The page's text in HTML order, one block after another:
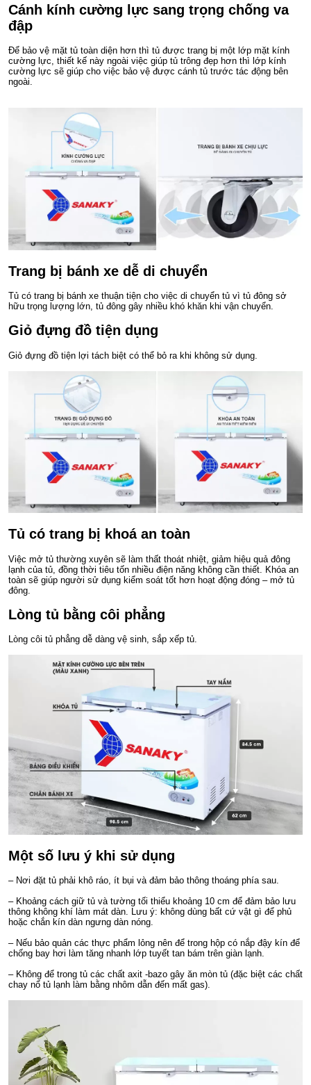
Cánh kính cường lực sang trọng chống va
đập
Để bảo vệ mặt tủ toàn diện hơn thì tủ được trang bị một lớp mặt kính
cường lực, thiết kế này ngoài việc giúp tủ trông đẹp hơn thì lớp kính
cường lực sẽ giúp cho việc bảo vệ được cánh tủ trước tác động bên
ngoài.
Trang bị bánh xe dễ di chuyển
Tủ có trang bị bánh xe thuận tiện cho việc di chuyển tủ vì tủ đông sở
hữu trọng lượng lớn, tủ đông gây nhiều khó khăn khi vận chuyển.
Giỏ đựng đồ tiện dụng
Giỏ đựng đồ tiện lợi tách biệt có thể bỏ ra khi không sử dụng.
Tủ có trang bị khoá an toàn
Việc mở tủ thường xuyên sẽ làm thất thoát nhiệt, giảm hiệu quả đông
lạnh của tủ, đồng thời tiêu tốn nhiều điện năng không cần thiết. Khóa an
toàn sẽ giúp người sử dụng kiểm soát tốt hơn hoạt động đóng – mở tủ
đông.
Lòng tủ bằng côi phẳng
Lòng côi tủ phẳng dễ dàng vệ sinh, sắp xếp tủ.
Một số lưu ý khi sử dụng
– Nơi đặt tủ phải khô ráo, ít bụi và đảm bảo thông thoáng phía sau.
– Khoảng cách giữ tủ và tường tối thiểu khoảng 10 cm để đảm bảo lưu
thông không khí làm mát dàn. Lưu ý: không dùng bất cứ vật gì để phủ
hoặc chắn kín dàn ngưng dàn nóng.
– Nếu bảo quản các thực phẩm lỏng nên để trong hộp có nắp đậy kín để
chống bay hơi làm tăng nhanh lớp tuyết tan bám trên giàn lạnh.
– Không để trong tủ các chất axit -bazo gây ăn mòn tủ (đặc biệt các chất
chay nổ tủ lạnh làm bằng nhôm dẫn đến mất gas).